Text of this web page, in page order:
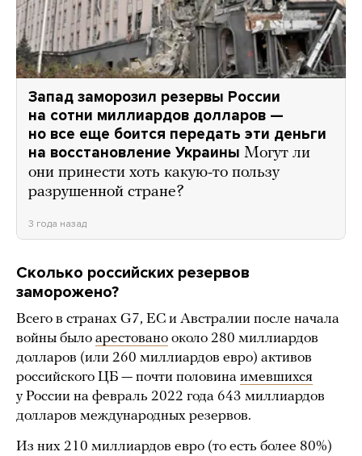
Запад заморозил резервы России
на сотни миллиардов долларов —
но все еще боится передать эти деньги
на восстановление Украины Могут ли
они принести хоть какую-то пользу
разрушенной стране?
3 года назад
Сколько российских резервов
заморожено?
Всего в странах G7, ЕС и Австралии после начала
войны было арестовано около 280 миллиардов
долларов (или 260 миллиардов евро) активов
российского ЦБ — почти половина имевшихся
у России на февраль 2022 года 643 миллиардов
долларов международных резервов.
Из них 210 миллиардов евро (то есть более 80%)